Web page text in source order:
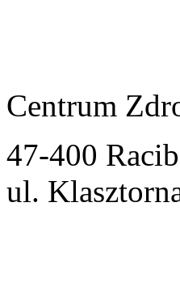
Centrum
47-400
ul.